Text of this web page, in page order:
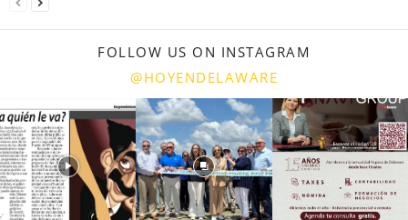
FOLLOW US ON INSTAGRAM
@HOYENDELAWARE